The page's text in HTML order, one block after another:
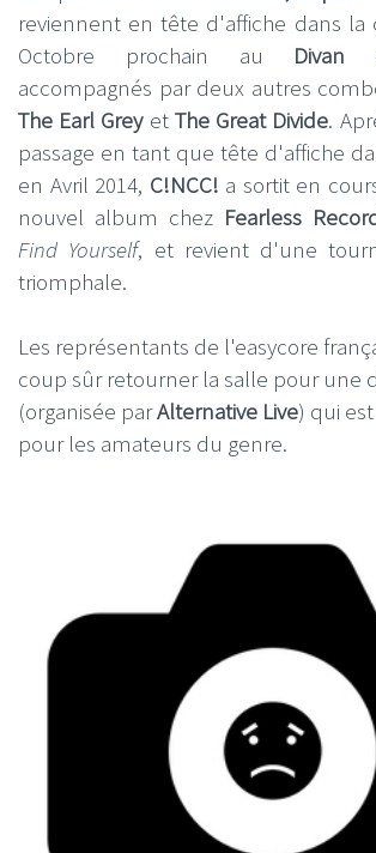
reviennent en tête d'affiche dans la
Octobre prochain au Divan
accompagnés par deux autres
The Earl Greyet The Great Divide.
passage en tant que tête d'affiche
en Avril 2014, C!NCC! a sortit en
nouvel album chez Fearless
Find Yourself, et revient d'une
triomphale.
Les représentants de l'easycore
coup sûr retourner la salle pour une
(organisée parAlternative Live) qui
pour les amateurs du genre.